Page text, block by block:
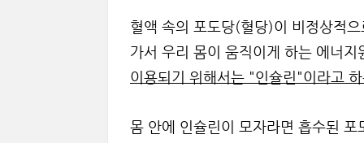
혈액 속의 포도당(혈당)이 비정상적
가서 우리 몸이 움직이게 하는 에너
이용되기 위해서는 "인슐린"이라고
몸 안에 인슐린이 모자라면 흡수된